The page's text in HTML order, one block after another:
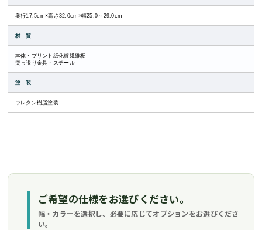
奥行17.5cm×高さ32.0cm×幅25.0～29.0cm
材 質
本体・プリント紙化粧繊維板
突っ張り金具・スチール
塗 装
ウレタン樹脂塗装
ご希望の仕様をお選びください。
幅・カラーを選択し、必要に応じてオプションをお選びくださ
い。